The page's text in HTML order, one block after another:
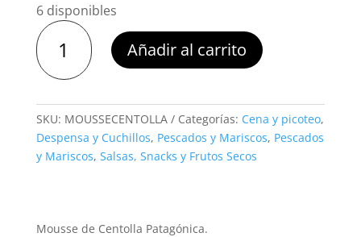
6 disponibles
Mousse
de
Centolla
Patagónica
cantidad
Añadir al carrito
SKU: MOUSSECENTOLLA Categorías: Cena y picoteo,
Despensa y Cuchillos, Pescados y Mariscos, Pescados
y Mariscos, Salsas, Snacks y Frutos Secos
Mousse de Centolla Patagónica.